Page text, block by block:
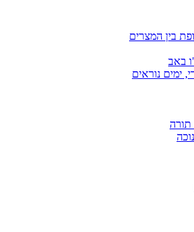
בין המצרים
באב
ימים נוראים